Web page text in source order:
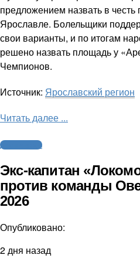
предложением назвать в
Ярославле. Болельщики
свои варианты, и по итогам
решено назвать площадь у
Чемпионов.
Источник: Ярославский регион
Читать далее ...
Другие виды
Экс-капитан
против команды
2026
Опубликовано:
2 дня назад